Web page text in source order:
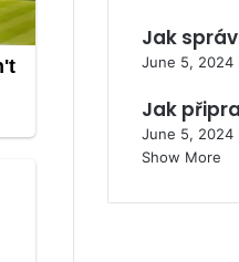
Jak
June 5, 2024
Jak
June 5, 2024
Show More